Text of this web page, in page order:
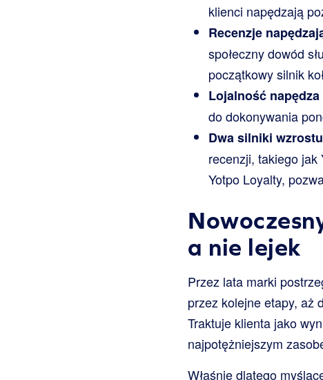
klienci napędzają
Recenzje
społeczny dowód
początkowy silnik
Lojalność
do dokonywania
Dwa silniki
recenzji, takiego
Yotpo Loyalty,
a nie lejek
Przez lata marki
przez kolejne etapy, aż
Traktuje klienta jako
najpotężniejszym
Właśnie dlatego